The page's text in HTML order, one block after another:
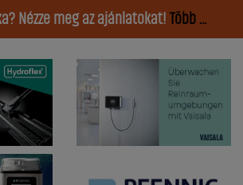
Nézze meg az ajánlatokat! Több ...